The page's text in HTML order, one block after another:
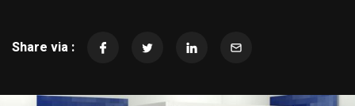
Share via :